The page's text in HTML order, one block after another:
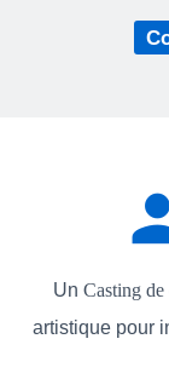
Un Casting de
artistique pour